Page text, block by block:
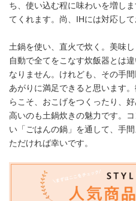
ち、使い込む程に味わいを増し
てくれます。尚、IHには対応して
土鍋を使い、直火で炊く。美味
自動で全てをこなす炊飯器とは
なりません。けれども、その手
あがりに満足できると思います
らこそ、おこげをつくったり、
高いのも土鍋炊きの魅力です。
い「ごはんの鍋」を通して、手
ただければ幸いです。